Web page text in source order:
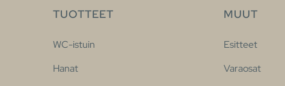
TUOTTEET
WC-istuin
Hanat
MUUT
Esitteet
Varaosat